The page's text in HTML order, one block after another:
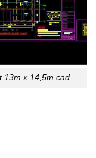
13m x 14,5m cad.